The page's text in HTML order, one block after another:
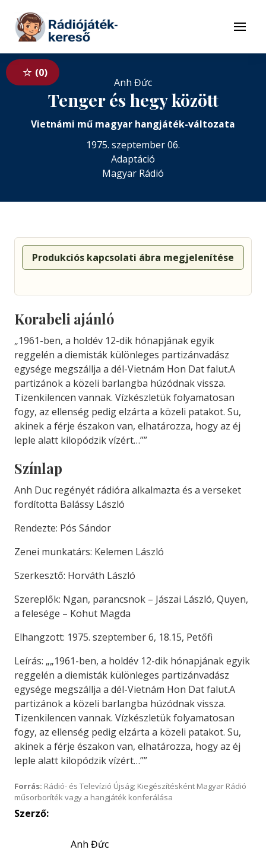
Tovább a tartalomhoz
Menü
0
Anh Đức
Tenger és hegy között
Vietnámi mű magyar hangjáték-változata
1975. szeptember 06.
Adaptáció
Magyar Rádió
Produkciós kapcsolati ábra megjelenítése
Korabeli ajánló
„1961-ben, a holdév 12-dik hónapjának egyik
reggelén a diemisták különleges partizánvadász
egysége megszállja a dél-Vietnám Hon Dat falut.A
partizánok a közeli barlangba húzódnak vissza.
Tizenkilencen vannak. Vízkészletük folyamatosan
fogy, az ellenség pedig elzárta a közeli patakot. Su,
akinek a férje északon van, elhatározza, hogy az éj
leple alatt kilopódzik vízért…””
Színlap
Anh Duc regényét rádióra alkalmazta és a verseket
fordította Balássy László
Rendezte: Pós Sándor
Zenei munkatárs: Kelemen László
Szerkesztő: Horváth László
Szereplők: Ngan, parancsnok – Jászai László, Quyen,
a felesége – Kohut Magda
Elhangzott: 1975. szeptember 6, 18.15, Petőfi
Leírás: „„1961-ben, a holdév 12-dik hónapjának egyik
reggelén a diemisták különleges partizánvadász
egysége megszállja a dél-Vietnám Hon Dat falut.A
partizánok a közeli barlangba húzódnak vissza.
Tizenkilencen vannak. Vízkészletük folyamatosan
fogy, az ellenség pedig elzárta a közeli patakot. Su,
akinek a férje északon van, elhatározza, hogy az éj
leple alatt kilopódzik vízért…””
Forrás: Rádió- és Televízió Újság; Kiegészítésként Magyar Rádió
műsorboríték vagy a hangjáték konferálása
Szerző:
Anh Đức